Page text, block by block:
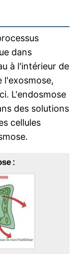
dans
à l'intérieur de
l'exosmose,
L'endosmose
des solutions
cellules
: